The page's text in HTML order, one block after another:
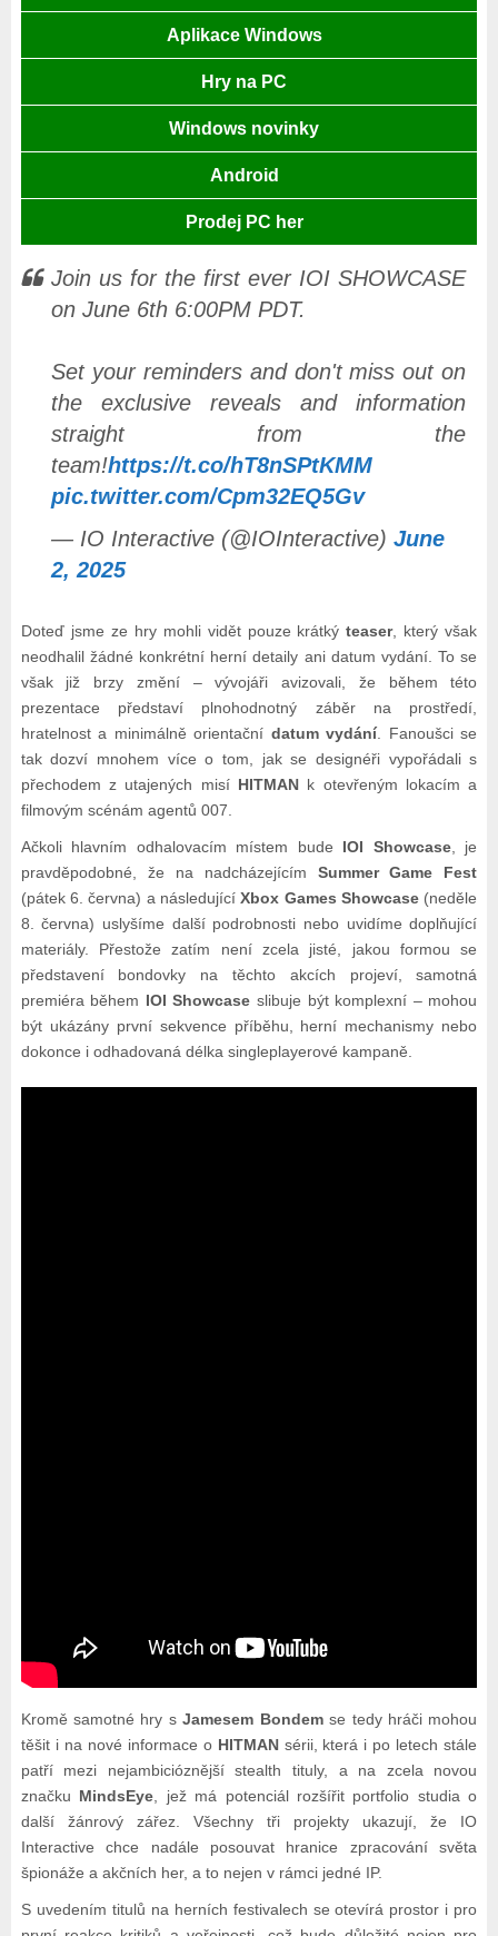
Aplikace Windows
Hry na PC
Windows novinky
Android
Prodej PC her
Join us for the first ever IOI SHOWCASE
on June 6th 6:00PM PDT.
Set your reminders and don't miss out on
the exclusive reveals and information
straight from the
team!https://t.co/hT8nSPtKMM
pic.twitter.com/Cpm32EQ5Gv
— IO Interactive (@IOInteractive) June
2, 2025
Doteď jsme ze hry mohli vidět pouze krátkýteaser, který však
neodhalil žádné konkrétní herní detaily ani datum vydání. To se
však již brzy změní – vývojáři avizovali, že během této
prezentace představí plnohodnotný záběr na prostředí,
hratelnost a minimálně orientační datum vydání. Fanoušci se
tak dozví mnohem více o tom, jak se designéři vypořádali s
přechodem z utajených misí HITMAN k otevřeným lokacím a
filmovým scénám agentů 007.
Ačkoli hlavním odhalovacím místem bude IOI Showcase, je
pravděpodobné, že na nadcházejícím Summer Game Fest
(pátek 6. června) a následujícíXbox Games Showcase (neděle
8. června) uslyšíme další podrobnosti nebo uvidíme doplňující
materiály. Přestože zatím není zcela jisté, jakou formou se
představení bondovky na těchto akcích projeví, samotná
premiéra během IOI Showcase slibuje být komplexní – mohou
být ukázány první sekvence příběhu, herní mechanismy nebo
dokonce i odhadovaná délka singleplayerové kampaně.
Kromě samotné hry sJamesem Bondemse tedy hráči mohou
těšit i na nové informace o HITMANsérii, která i po letech stále
patří mezi nejambicióznější stealth tituly, a na zcela novou
značku MindsEye , jež má potenciál rozšířit portfolio studia o
další žánrový zářez. Všechny tři projekty ukazují, že IO
Interactive chce nadále posouvat hranice zpracování světa
špionáže a akčních her, a to nejen v rámci jedné IP.
S uvedením titulů na herních festivalech se otevírá prostor i pro